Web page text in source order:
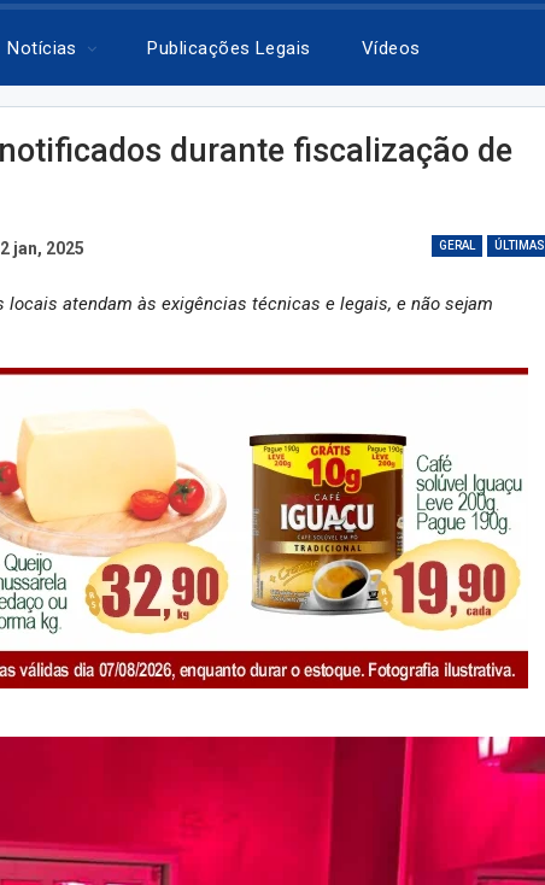
Notícias Publicações Legais Vídeos
durante fiscalização de
GERAL ÚLTIMAS
jan, 2025
atendam às exigências técnicas e legais, e não sejam